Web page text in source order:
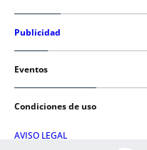
Publicidad
Eventos
Condiciones de uso
AVISO LEGAL